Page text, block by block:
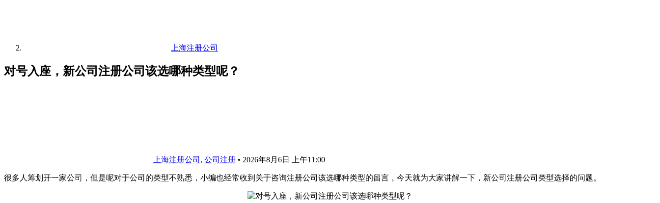
上海注册公司
对号入座，新公司注册公司该选哪种类型呢？
上海注册公司 , 公司注册 • 2026年8月6日 上午11:00
很多人筹划开一家公司，但是呢对于公司的类型不熟悉，小编也经常收到关于咨询注册公司该选哪种类型的留言，今天就为大家讲解一下，新公司注册公司类型选择的问题。